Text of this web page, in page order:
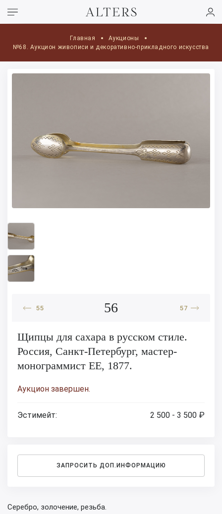
Главная
Аукционы
№68. Аукцион живописи и декоративно-прикладного искусства
55 56 57
Щипцы для сахара в русском стиле.
Россия, Санкт-Петербург, мастер-
монограммист ЕЕ, 1877.
Аукцион завершен.
Эстимейт: 2 500 - 3 500 ₽
ЗАПРОСИТЬ ДОП.ИНФОРМАЦИЮ
Серебро, золочение, резьба.